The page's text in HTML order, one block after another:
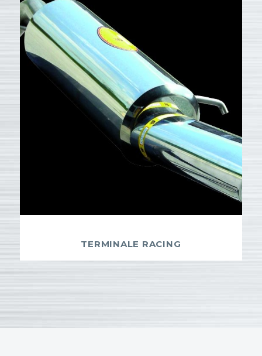
TERMINALE RACING